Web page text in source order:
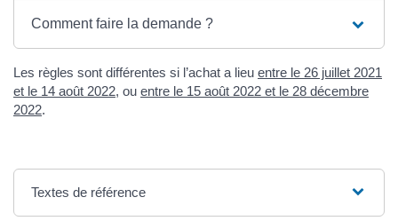
Comment faire la demande ?
Les règles sont différentes si l’achat a lieu entre le 26 juillet 2021
et le 14 août 2022, ou entre le 15 août 2022 et le 28 décembre
2022.
Textes de référence